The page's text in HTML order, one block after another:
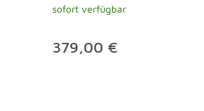
sofort verfügbar
379,00 €